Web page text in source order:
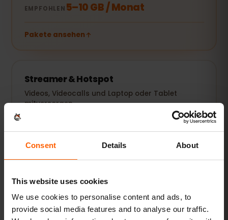
Consent Details About
This website uses cookies
We use cookies to personalise content and ads, to
provide social media features and to analyse our traffic.
EMPFOHLEN 5–10 GB / Monat
Pakete ansehen
Streamer & Hotspot
Videos, Videocalls und Laptop oder Tablet
mitversorgen.
20 GB+ oder Unlimited
Pakete ansehen
Alle Angaben sind Richtwerte. Der tatsächliche Verbrauch
hängt von Gerät, App-Einstellungen und Nutzung ab.